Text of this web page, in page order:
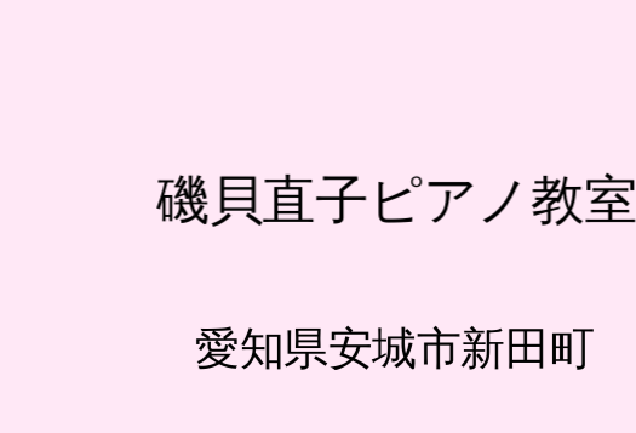
愛知県安城市新田町
磯貝直子ピアノ教室